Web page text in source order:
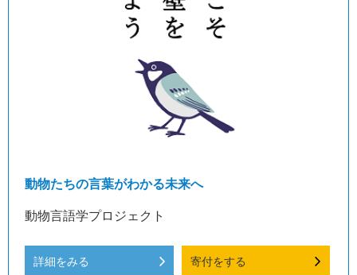
動物たちの言葉がわかる未来へ
動物言語学プロジェクト
詳細をみる 寄付をする